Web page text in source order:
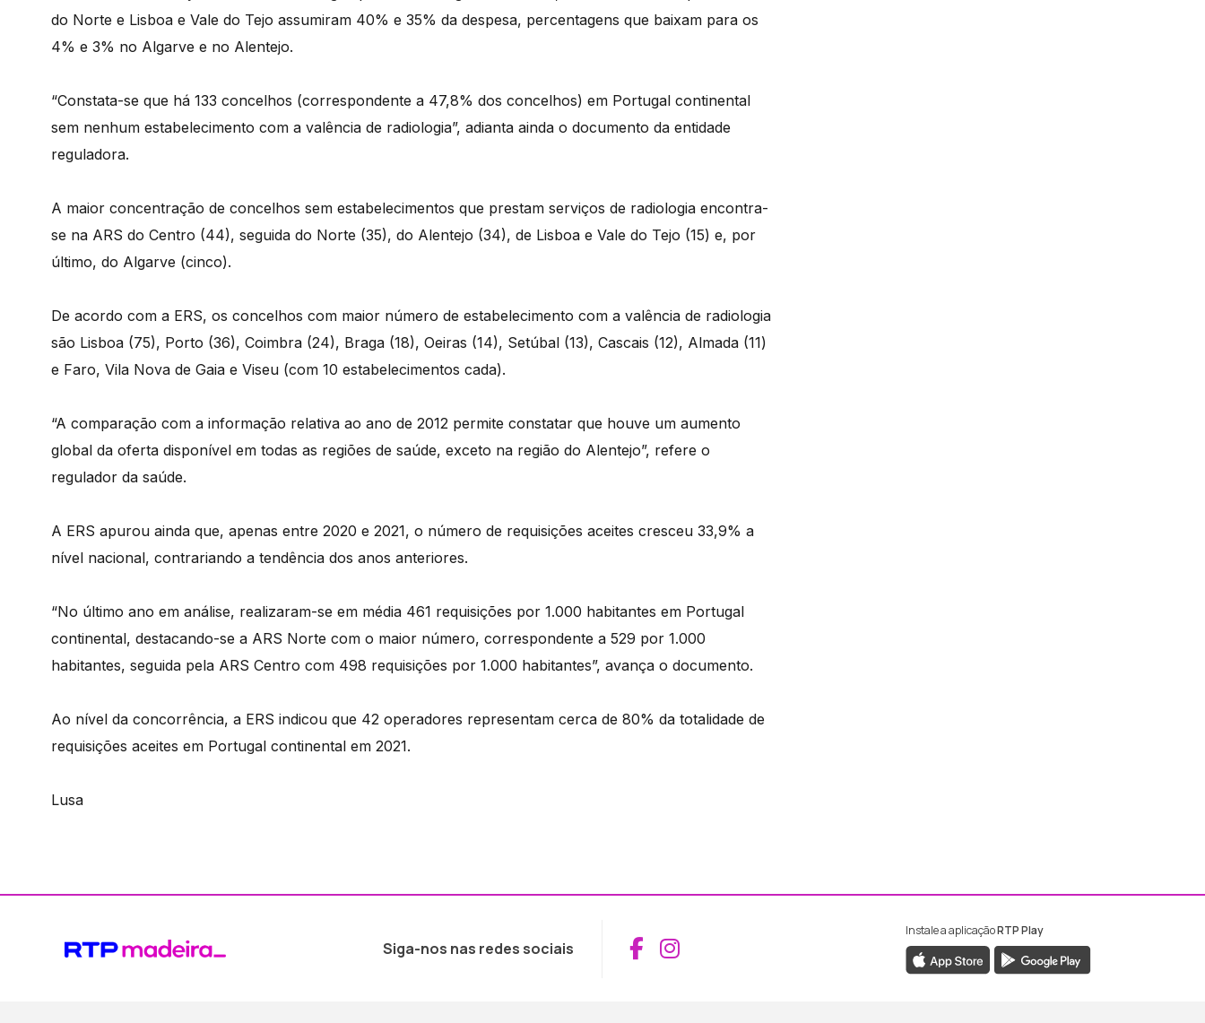
do Norte e Lisboa e Vale do Tejo assumiram 40% e 35% da despesa, percentagens que baixam para os
4% e 3% no Algarve e no Alentejo.
“Constata-se que há 133 concelhos (correspondente a 47,8% dos concelhos) em Portugal continental
sem nenhum estabelecimento com a valência de radiologia”, adianta ainda o documento da entidade
reguladora.
A maior concentração de concelhos sem estabelecimentos que prestam serviços de radiologia encontra-
se na ARS do Centro (44), seguida do Norte (35), do Alentejo (34), de Lisboa e Vale do Tejo (15) e, por
último, do Algarve (cinco).
De acordo com a ERS, os concelhos com maior número de estabelecimento com a valência de radiologia
são Lisboa (75), Porto (36), Coimbra (24), Braga (18), Oeiras (14), Setúbal (13), Cascais (12), Almada (11)
e Faro, Vila Nova de Gaia e Viseu (com 10 estabelecimentos cada).
“A comparação com a informação relativa ao ano de 2012 permite constatar que houve um aumento
global da oferta disponível em todas as regiões de saúde, exceto na região do Alentejo”, refere o
regulador da saúde.
A ERS apurou ainda que, apenas entre 2020 e 2021, o número de requisições aceites cresceu 33,9% a
nível nacional, contrariando a tendência dos anos anteriores.
“No último ano em análise, realizaram-se em média 461 requisições por 1.000 habitantes em Portugal
continental, destacando-se a ARS Norte com o maior número, correspondente a 529 por 1.000
habitantes, seguida pela ARS Centro com 498 requisições por 1.000 habitantes”, avança o documento.
Ao nível da concorrência, a ERS indicou que 42 operadores representam cerca de 80% da totalidade de
requisições aceites em Portugal continental em 2021.
Lusa
Siga-nos nas redes sociais Aceder ao Facebook da RTP Madeira
Aceder ao Instagram da RTP Madeira
Instale a aplicaçãoRTP Play